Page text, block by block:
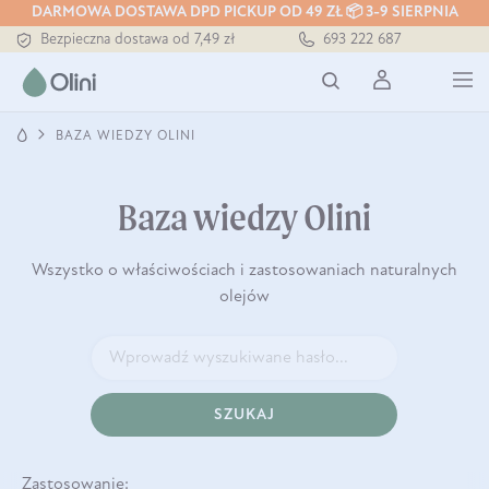
DARMOWA DOSTAWA DPD PICKUP OD 49 ZŁ 📦 3-9 SIERPNIA
Bezpieczna dostawa od 7,49 zł
Darmowa dostawa od 199 zł
Tłoczony zawsze na zimno
693 222 687
BAZA WIEDZY OLINI
Baza wiedzy Olini
Wszystko o właściwościach i zastosowaniach naturalnych
olejów
SZUKAJ
Zastosowanie: